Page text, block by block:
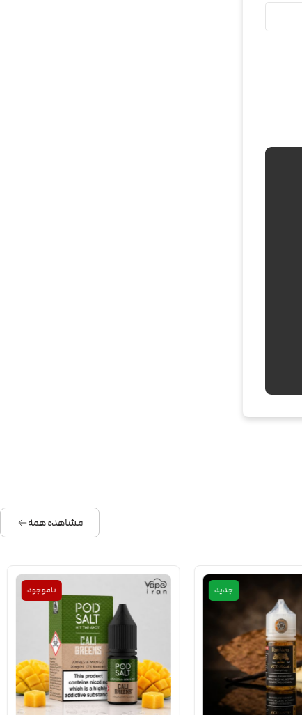
مشاهده همه
جدید ناموجود